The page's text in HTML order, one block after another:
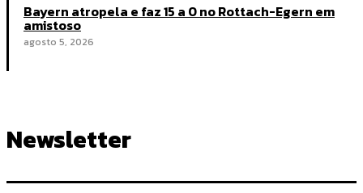
Bayern atropela e faz 15 a 0 no Rottach-Egern em
amistoso
agosto 5, 2026
Newsletter